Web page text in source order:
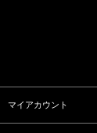
マイアカウント